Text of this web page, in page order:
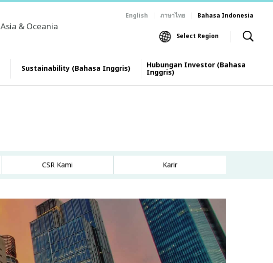
Asia & Oceania
English ภาษาไทย Bahasa Indonesia
Select Region
Sustainability (Bahasa Inggris) Hubungan Investor (Bahasa
Inggris)
CSR Kami Karir